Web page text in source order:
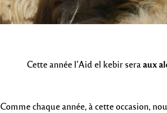
Cette année l’Aid el kebir seraaux
Comme chaque année, à cette occasion,